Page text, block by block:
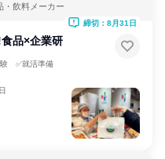
・飲料メーカー
品×企業研
験 ✅就活準備
締切：8月31日